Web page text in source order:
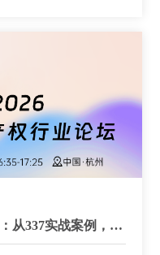
从337实战案例，解
识产权之路